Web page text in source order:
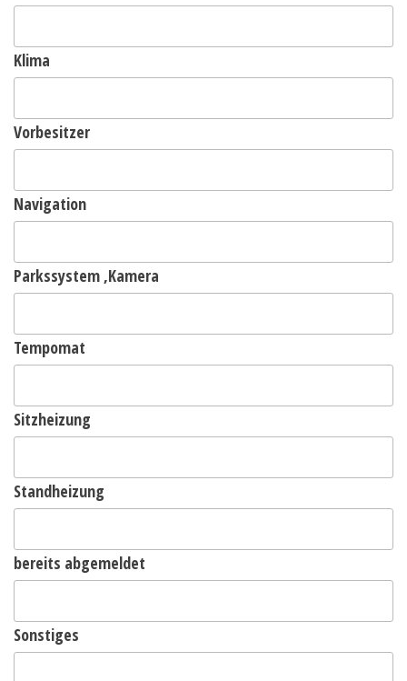
Klima
Vorbesitzer
Navigation
Parkssystem ,Kamera
Tempomat
Sitzheizung
Standheizung
bereits abgemeldet
Sonstiges